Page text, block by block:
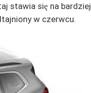
stawia się na bardziej
w czerwcu.